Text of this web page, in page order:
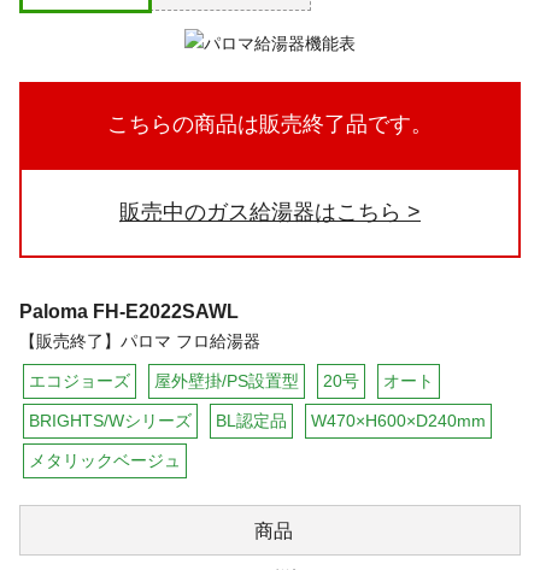
こちらの商品は販売終了品です。
販売中のガス給湯器はこちら
Paloma FH-E2022SAWL
【販売終了】パロマ フロ給湯器
エコジョーズ 屋外壁掛/PS設置型 20号 オート
BRIGHTS/Wシリーズ BL認定品 W470×H600×D240mm
メタリックベージュ
商品